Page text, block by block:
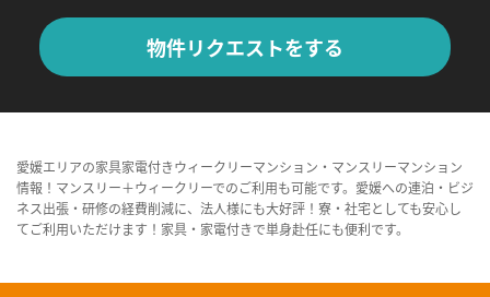
物件リクエストをする
愛媛エリアの家具家電付きウィークリーマンション・マンスリーマンション
情報！マンスリー＋ウィークリーでのご利用も可能です。愛媛への連泊・ビジ
ネス出張・研修の経費削減に、法人様にも大好評！寮・社宅としても安心し
てご利用いただけます！家具・家電付きで単身赴任にも便利です。